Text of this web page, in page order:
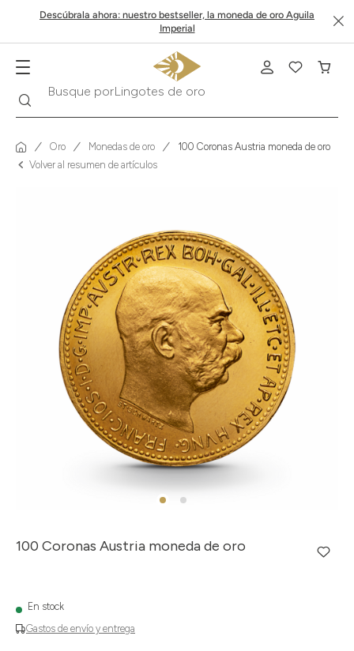
Descúbrala ahora: nuestro bestseller, la moneda de oro Aguila
Imperial
Busque por
Oro Monedas de oro
100 Coronas Austria moneda de oro
Volver al resumen de artículos
100 Coronas Austria moneda de oro
Gastos de envío y entrega
En stock